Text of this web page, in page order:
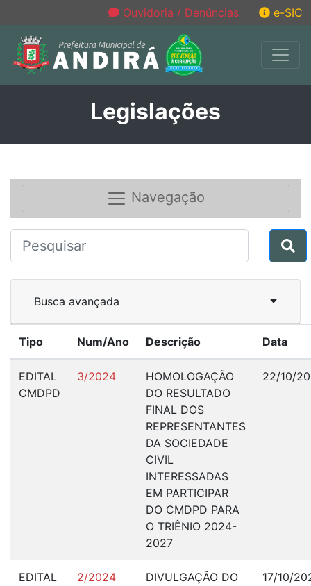
Ouvidoria / Denúncias e-SIC
Legislações
Navegação
Busca avançada
Tipo Num/Ano Descrição Data
EDITAL
CMDPD
3/2024
HOMOLOGAÇÃO
DO RESULTADO
FINAL DOS
REPRESENTANTES
DA SOCIEDADE
CIVIL
INTERESSADAS
EM PARTICIPAR
DO CMDPD PARA
O TRIÊNIO 2024-
2027
22/10/
EDITAL
2/2024
DIVULGAÇÃO DO
17/10/